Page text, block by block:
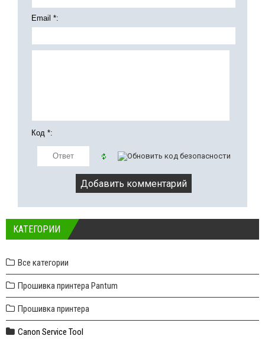
Email *:
Код *:
КАТЕГОРИИ
Все категории
Прошивка принтера Pantum
Прошивка принтера
Canon Service Tool